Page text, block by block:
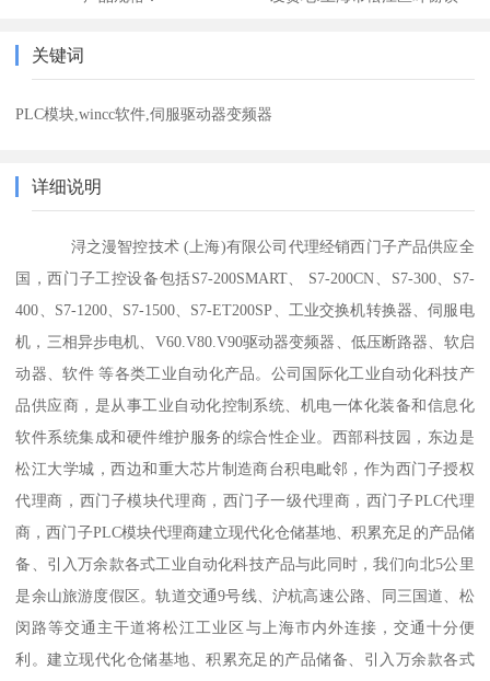
关键词
PLC模块,wincc软件,伺服驱动器变频器
详细说明
浔之漫智控技术 (上海)有限公司代理经销西门子产品供应全
国，西门子工控设备包括S7-200SMART、 S7-200CN、S7-300、S7-
400、S7-1200、S7-1500、S7-ET200SP、工业交换机转换器、伺服电
机，三相异步电机、V60.V80.V90驱动器变频器、低压断路器、软启
动器、软件 等各类工业自动化产品。公司国际化工业自动化科技产
品供应商，是从事工业自动化控制系统、机电一体化装备和信息化
软件系统集成和硬件维护服务的综合性企业。西部科技园，东边是
松江大学城，西边和重大芯片制造商台积电毗邻，作为西门子授权
代理商，西门子模块代理商，西门子一级代理商，西门子PLC代理
商，西门子PLC模块代理商建立现代化仓储基地、积累充足的产品储
备、引入万余款各式工业自动化科技产品与此同时，我们向北5公里
是余山旅游度假区。轨道交通9号线、沪杭高速公路、同三国道、松
闵路等交通主干道将松江工业区与上海市内外连接，交通十分便
利。建立现代化仓储基地、积累充足的产品储备、引入万余款各式